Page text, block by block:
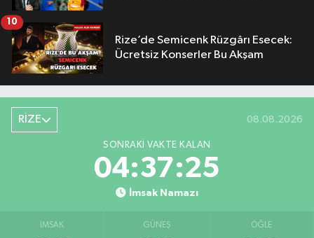
Rize’de Semicenk Rüzgârı Esecek:
Ücretsiz Konserler Bu Akşam
10
RİZE 08.08.2026
SONRAKI VAKTE KALAN
04:37:24
İmsak Namazı
İMSAK GÜNEŞ ÖĞLE